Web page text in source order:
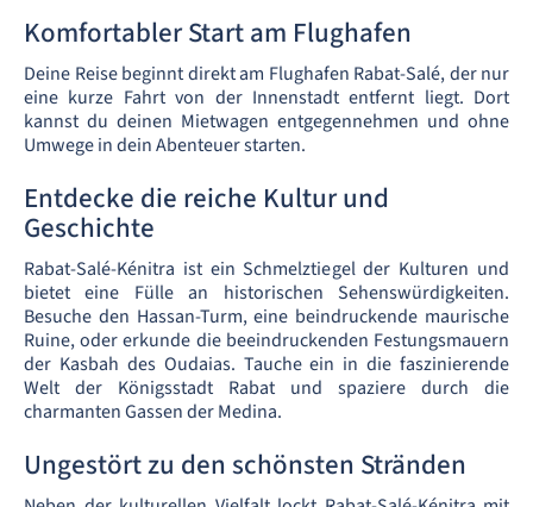
Komfortabler Start am Flughafen
Deine Reise beginnt direkt am Flughafen Rabat-Salé, der nur
eine kurze Fahrt von der Innenstadt entfernt liegt. Dort
kannst du deinen Mietwagen entgegennehmen und ohne
Umwege in dein Abenteuer starten.
Entdecke die reiche Kultur und
Geschichte
Rabat-Salé-Kénitra ist ein Schmelztiegel der Kulturen und
bietet eine Fülle an historischen Sehenswürdigkeiten.
Besuche den Hassan-Turm, eine beindruckende maurische
Ruine, oder erkunde die beeindruckenden Festungsmauern
der Kasbah des Oudaias. Tauche ein in die faszinierende
Welt der Königsstadt Rabat und spaziere durch die
charmanten Gassen der Medina.
Ungestört zu den schönsten Stränden